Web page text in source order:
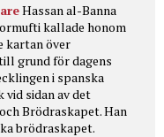
Hassan al-Banna
kallade honom
kartan över
grund för dagens
i spanska
vid sidan av det
Brödraskapet. Han
brödraskapet.